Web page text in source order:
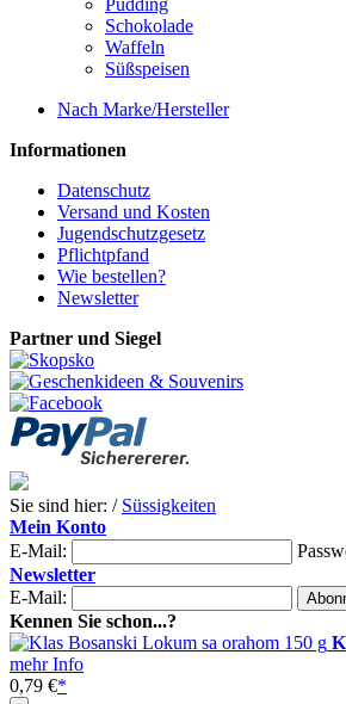
Pudding
Schokolade
Waffeln
Süßspeisen
Nach Marke/Hersteller
Informationen
Datenschutz
Versand und Kosten
Jugendschutzgesetz
Pflichtpfand
Wie bestellen?
Newsletter
Partner und Siegel
Sie sind hier: / Süssigkeiten
Mein Konto
E-Mail:
Newsletter
E-Mail:
Kennen Sie schon...?
mehr Info
0,79 €*